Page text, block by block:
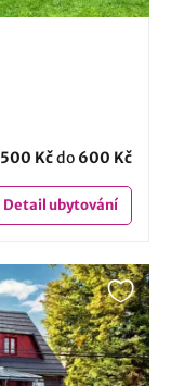
500 Kčdo 600 Kč
Detailubytování